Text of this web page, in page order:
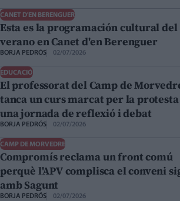
CANET D'EN BERENGUER
Esta es la programación cultural del
verano en Canet d'en Berenguer
BORJA PEDRÓS 02/07/2026
EDUCACIÓ
El professorat del Camp de
tanca un curs marcat per la
una jornada de reflexió i debat
BORJA PEDRÓS 02/07/2026
CAMP DE MORVEDRE
Compromís reclama un front comú
perquè l'APV complisca el conveni
amb Sagunt
BORJA PEDRÓS 02/07/2026